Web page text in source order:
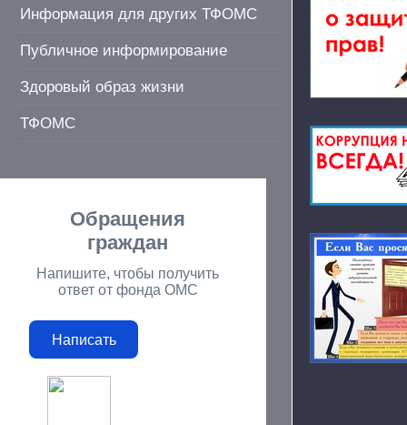
Информация для других ТФОМС
Публичное информирование
Здоровый образ жизни
ТФОМС
Обращения
граждан
Напишите, чтобы получить
ответ от фонда ОМС
Написать